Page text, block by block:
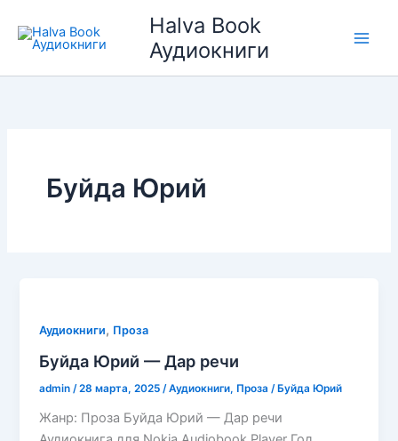
содержимому
Halva Book
Аудиокниги
Буйда Юрий
Аудиокниги, Проза
Буйда Юрий — Дар речи
admin /28 марта, 2025 /Аудиокниги, Проза /Буйда Юрий
Жанр: Проза Буйда Юрий — Дар речи